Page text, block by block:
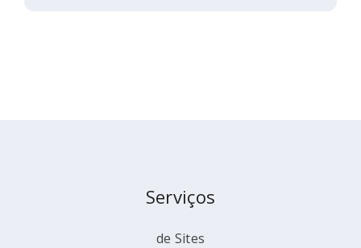
Serviços
de Sites